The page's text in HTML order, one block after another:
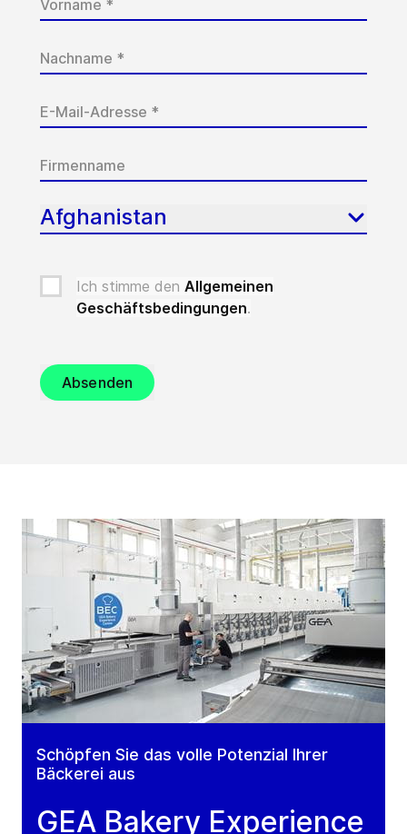
Afghanistan
Ich stimme den Allgemeinen
Geschäftsbedingungen.
Absenden
Schöpfen Sie das volle Potenzial Ihrer
Bäckerei aus
GEA Bakery Experience